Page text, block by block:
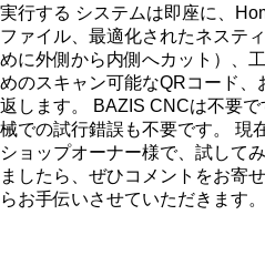
実行する システムは即座に、
ファイル、最適化されたネステ
めに外側から内側へカット）、
めのスキャン可能なQRコード
返します。 BAZIS CNCは不要
械での試行錯誤も不要です。 現
ショップオーナー様で、試して
ましたら、ぜひコメントをお寄
らお手伝いさせていただきます。